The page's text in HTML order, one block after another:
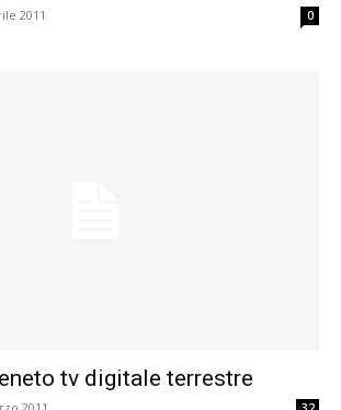
2011 0
tv digitale terrestre